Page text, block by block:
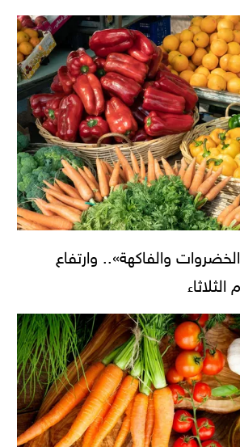
والفاكهة».. وارتفاع